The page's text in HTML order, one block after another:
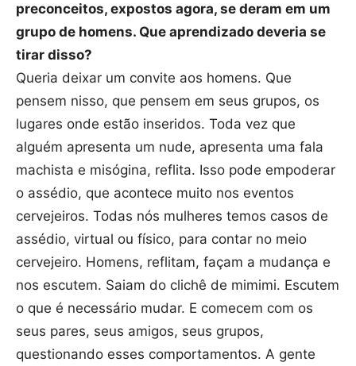
preconceitos, expostos agora, se deram em um
grupo de homens. Que aprendizado deveria se
tirar disso?
Queria deixar um convite aos homens. Que
pensem nisso, que pensem em seus grupos, os
lugares onde estão inseridos. Toda vez que
alguém apresenta um nude, apresenta uma fala
machista e misógina, reflita. Isso pode empoderar
o assédio, que acontece muito nos eventos
cervejeiros. Todas nós mulheres temos casos de
assédio, virtual ou físico, para contar no meio
cervejeiro. Homens, reflitam, façam a mudança e
nos escutem. Saiam do clichê de mimimi. Escutem
o que é necessário mudar. E comecem com os
seus pares, seus amigos, seus grupos,
questionando esses comportamentos. A gente